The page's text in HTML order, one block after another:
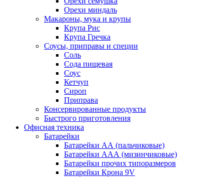
Орехи миндаль
Макароны, мука и крупы
Крупа Рис
Крупа Гречка
Соусы, приправы и специи
Соль
Сода пищевая
Соус
Кетчуп
Сироп
Приправа
Консервированные продукты
Быстрого приготовления
Офисная техника
Батарейки
Батарейки АА (пальчиковые)
Батарейки ААА (мизинчиковые)
Батарейки прочих типоразмеров
Батарейки Крона 9V